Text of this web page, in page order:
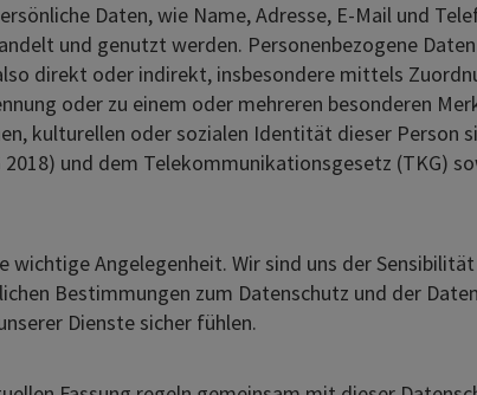
Daten, wie Name, Adresse, E-Mail und
und genutzt werden. Personenbezogene
direkt oder indirekt, insbesondere mittels
oder zu einem oder mehreren besonderen
kulturellen oder sozialen Identität dieser Person
und dem Telekommunikationsgesetz (TKG)
Angelegenheit. Wir sind uns der
Bestimmungen zum Datenschutz und der
Dienste sicher fühlen.